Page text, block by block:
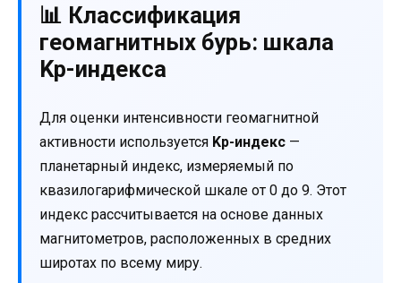
📊 Классификация
геомагнитных бурь: шкала
Kp-индекса
Для оценки интенсивности геомагнитной
активности используется Kp-индекс —
планетарный индекс, измеряемый по
квазилогарифмической шкале от 0 до 9. Этот
индекс рассчитывается на основе данных
магнитометров, расположенных в средних
широтах по всему миру.